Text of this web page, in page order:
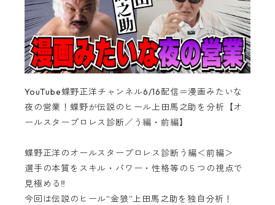
YouTube蝶野正洋チャンネル6/16配信＝漫画みたいな
夜の営業！蝶野が伝説のヒール上田馬之助を分析【オ
ールスタープロレス診断／う編・前編】
蝶野正洋のオールスタープロレス診断う編＜前編＞
選手の本質をスキル・パワー・性格等の５つの視点で
見極める‼
今回は伝説のヒール“金狼”上田馬之助を独自分析！